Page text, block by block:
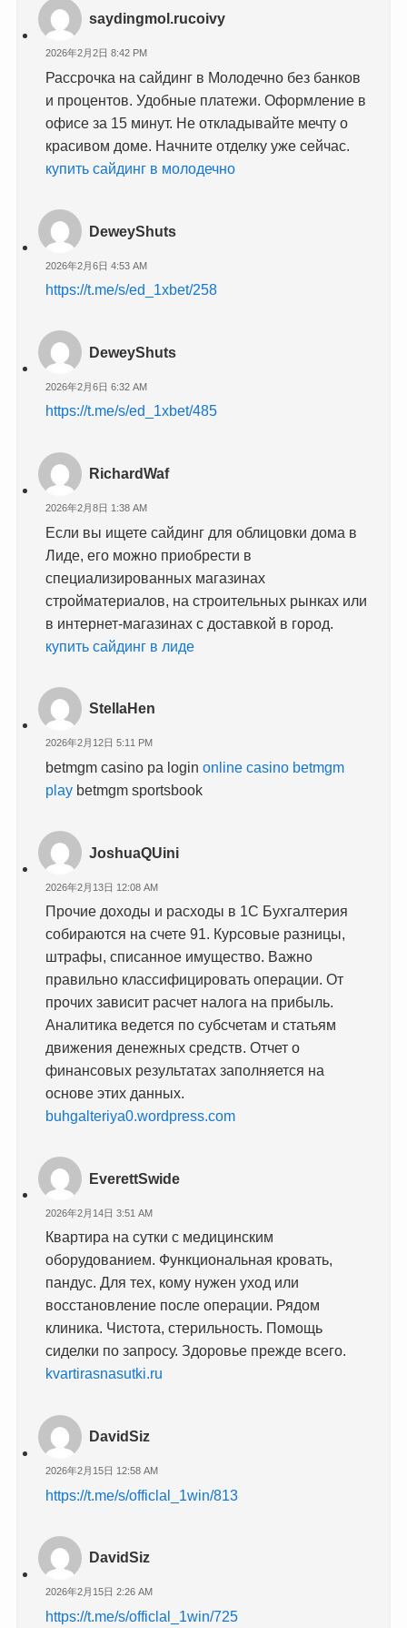
saydingmol.rucoivy
2026年2月2日 8:42 PM
Рассрочка на сайдинг в Молодечно без банков
и процентов. Удобные платежи. Оформление в
офисе за 15 минут. Не откладывайте мечту о
красивом доме. Начните отделку уже сейчас.
купить сайдинг в молодечно
DeweyShuts
2026年2月6日 4:53 AM
https://t.me/s/ed_1xbet/258
DeweyShuts
2026年2月6日 6:32 AM
https://t.me/s/ed_1xbet/485
RichardWaf
2026年2月8日 1:38 AM
Если вы ищете сайдинг для облицовки дома в
Лиде, его можно приобрести в
специализированных магазинах
стройматериалов, на строительных рынках или
в интернет-магазинах с доставкой в город.
купить сайдинг в лиде
StellaHen
2026年2月12日 5:11 PM
betmgm casino pa loginonline casino betmgm
play betmgm sportsbook
JoshuaQUini
2026年2月13日 12:08 AM
Прочие доходы и расходы в 1С Бухгалтерия
собираются на счете 91. Курсовые разницы,
штрафы, списанное имущество. Важно
правильно классифицировать операции. От
прочих зависит расчет налога на прибыль.
Аналитика ведется по субсчетам и статьям
движения денежных средств. Отчет о
финансовых результатах заполняется на
основе этих данных.
buhgalteriya0.wordpress.com
EverettSwide
2026年2月14日 3:51 AM
Квартира на сутки с медицинским
оборудованием. Функциональная кровать,
пандус. Для тех, кому нужен уход или
восстановление после операции. Рядом
клиника. Чистота, стерильность. Помощь
сиделки по запросу. Здоровье прежде всего.
kvartirasnasutki.ru
DavidSiz
2026年2月15日 12:58 AM
https://t.me/s/officlal_1win/813
DavidSiz
2026年2月15日 2:26 AM
https://t.me/s/officlal_1win/725